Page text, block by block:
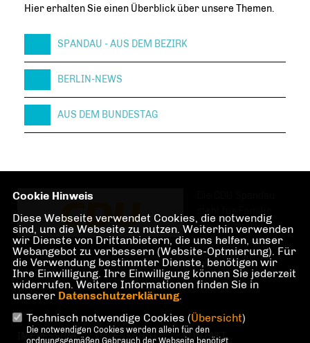
Hier erhalten Sie einen Überblick über unsere Themen.
SPANDAU - AUS DEM BEZIRK
BERLIN-NEWS
AUS DEM BUNDESTAG
Investitionen und
Teilhabe im und am
Berliner Bezirk
Spandau.
IMPRESSUM DATENSCHUTZ KONTAKT
Cookie Hinweis
Diese Webseite verwendet Cookies, die notwendig
sind, um die Webseite zu nutzen. Weiterhin verwenden
wir Dienste von Drittanbietern, die uns helfen, unser
Webangebot zu verbessern (Website-Optmierung). Für
die Verwendung bestimmter Dienste, benötigen wir
Ihre Einwilligung. Ihre Einwilligung können Sie jederzeit
widerrufen. Weitere Informationen finden Sie in
unserer Datenschutzerklärung.
Technisch notwendige Cookies (Übersicht)
Die notwendigen Cookies werden allein für den
ordnungsgemäßen Gebrauch der Webseite benötigt.